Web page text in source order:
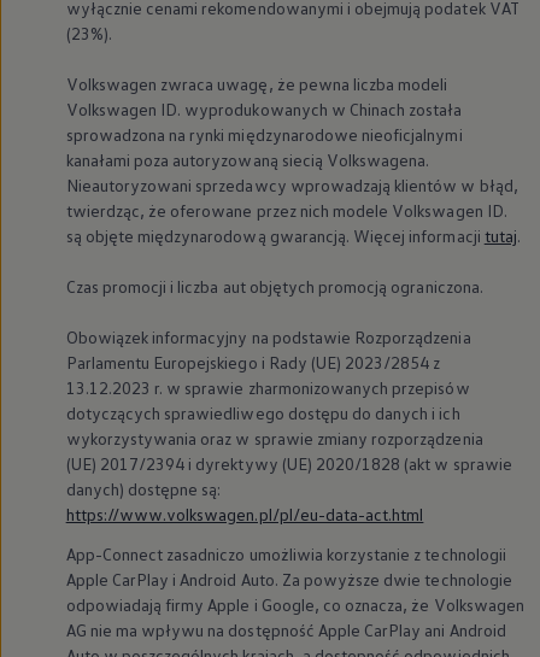
wyłącznie cenami rekomendowanymi i obejmują podatek VAT
(23%).
Volkswagen zwraca uwagę, że pewna liczba modeli
Volkswagen ID. wyprodukowanych w Chinach została
sprowadzona na rynki międzynarodowe nieoficjalnymi
kanałami poza autoryzowaną siecią Volkswagena.
Nieautoryzowani sprzedawcy wprowadzają klientów w błąd,
twierdząc, że oferowane przez nich modele Volkswagen ID.
są objęte międzynarodową gwarancją. Więcej informacji tutaj.
Czas promocji i liczba aut objętych promocją ograniczona.
Obowiązek informacyjny na podstawie Rozporządzenia
Parlamentu Europejskiego i Rady (UE) 2023/2854 z
13.12.2023 r. w sprawie zharmonizowanych przepisów
dotyczących sprawiedliwego dostępu do danych i ich
wykorzystywania oraz w sprawie zmiany rozporządzenia
(UE) 2017/2394 i dyrektywy (UE) 2020/1828 (akt w sprawie
danych) dostępne są:
https://www.volkswagen.pl/pl/eu-data-act.html
App-Connect zasadniczo umożliwia korzystanie z technologii
Apple CarPlay i Android Auto. Za powyższe dwie technologie
odpowiadają firmy Apple i Google, co oznacza, że Volkswagen
AG nie ma wpływu na dostępność Apple CarPlay ani Android